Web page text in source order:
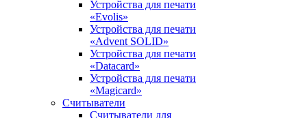
Устройства для печати
«Evolis»
Устройства для печати
«Advent SOLID»
Устройства для печати
«Datacard»
Устройства для печати
«Magicard»
Считыватели
Считыватели для